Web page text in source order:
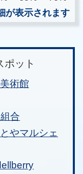
が表示されます
ポット
術館
合
やマルシェ